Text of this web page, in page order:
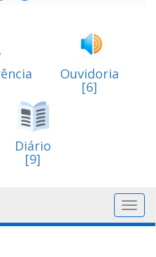
Ouvidoria
[6]
Diário
[9]